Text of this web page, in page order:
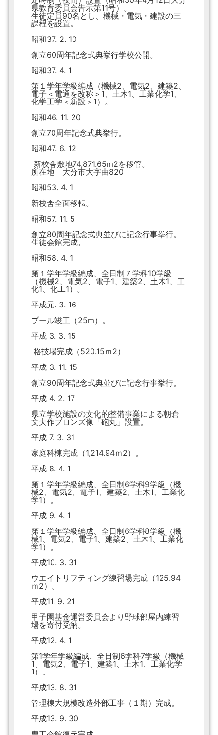
県教育委員会告示第11号）。
生徒定員90名とし、機械・電気・建設の三
課程を設置。
昭和37. 2. 10
創立60周年記念式典挙行学校公開。
昭和37. 4. 1
第１学年学級編成（機械2、電気2、建築2、
電子＜電通を改称＞1、土木1、工業化学1、
化学工学＜新設＞1）。
昭和46. 11. 20
創立70周年記念式典挙行。
昭和47. 6. 12
新校舎敷地74,871.65m2を移管。
所在地 大分市大字曲820
昭和53. 4. 1
新校舎全面移転。
昭和57. 11. 5
創立80周年記念式典並びに記念行事挙行。
生徒会館完成。
昭和58. 4. 1
第１学年学級編成、全日制７学科10学級
（機械2、電気2、電子1、建築2、土木1、工
化1、化工1）。
平成元. 3. 16
プール竣工（25m）。
平成 3. 3. 15
格技場完成（520.15ｍ2）
平成 3. 11. 15
創立90周年記念式典並びに記念行事挙行。
平成 4. 2. 17
県立学校施設の文化的整備事業による朝倉
文夫作ブロンズ像「砲丸」設置。
平成 7. 3. 31
家庭科棟完成（1,214.94ｍ2）。
平成 8. 4. 1
第１学年学級編成、全日制6学科9学級（機
械2、電気2、電子1、建築2、土木1、工業化
学1）。
平成 9. 4. 1
第１学年学級編成、全日制6学科8学級（機
械1、電気2、電子1、建築2、土木1、工業化
学1）。
平成10. 3. 31
ウエイトリフティング練習場完成（125.94
ｍ2）。
平成11. 9. 21
甲子園基金運営委員会より野球部屋内練習
場を寄付受納。
平成12. 4. 1
第1学年学級編成、全日制6学科7学級（機械
1、電気2、電子1、建築1、土木1、工業化学
1）。
平成13. 8. 31
管理棟大規模改造外部工事（１期）完成。
平成13. 9. 30